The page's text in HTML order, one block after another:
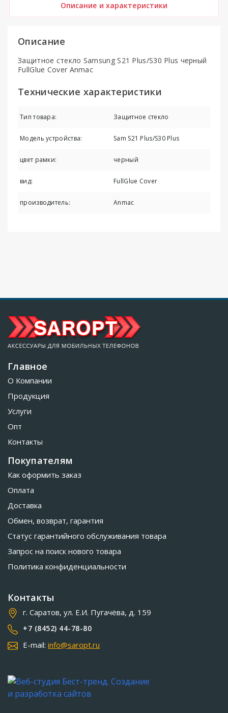
Описание и характеристики
Описание
Защитное стекло Samsung S21 Plus/S30 Plus черный
FullGlue Cover Anmac
Технические характеристики
Тип товара: Защитное стекло
Модель устройства: Sam S21 Plus/S30 Plus
цвет рамки: черный
вид: FullGlue Cover
производитель: Anmac
Главное
О Компании
Продукция
Услуги
Опт
Контакты
Покупателям
Как оформить заказ
Оплата
Доставка
Обмен, возврат, гарантия
Статус гарантийного обслуживания товара
Запрос на поиск нового товара
Политика конфиденциальности
Контакты
г. Саратов, ул. Е.И. Пугачёва, д. 159
+7 (8452) 44-78-80
E-mail: info@saropt.ru